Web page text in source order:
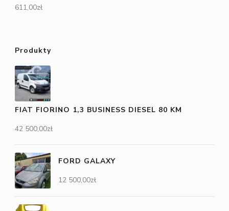
611,00zł
Produkty
FIAT FIORINO 1,3 BUSINESS DIESEL 80 KM
42 500,00zł
FORD GALAXY
12 500,00zł